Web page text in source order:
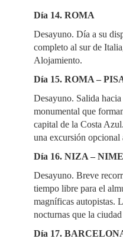
Día 14. ROMA
Desayuno. Día a su
completo al sur de
Alojamiento.
Día 15. ROMA –
Desayuno. Salida
monumental que
capital de la Costa
una excursión
Día 16. NIZA –
Desayuno. Breve
tiempo libre para el
magníficas autopistas.
nocturnas que la
Día 17.